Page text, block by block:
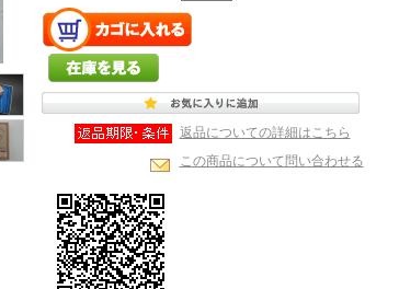
返品についての詳細はこちら
この商品について問い合わせる